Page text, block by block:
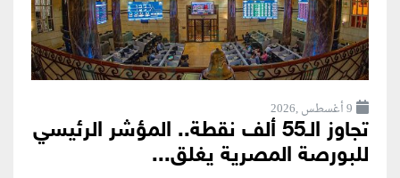
9 أغسطس ,2026
تجاوز الـ55 ألف نقطة.. المؤشر الرئيسي
للبورصة المصرية يغلق...